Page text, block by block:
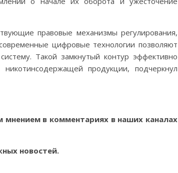
правовые механизмы регулирования,
цифровые технологии позволяют
Такой замкнутый контур эффективно
продукции, подчеркнул
в комментариях в наших каналах
новостей.